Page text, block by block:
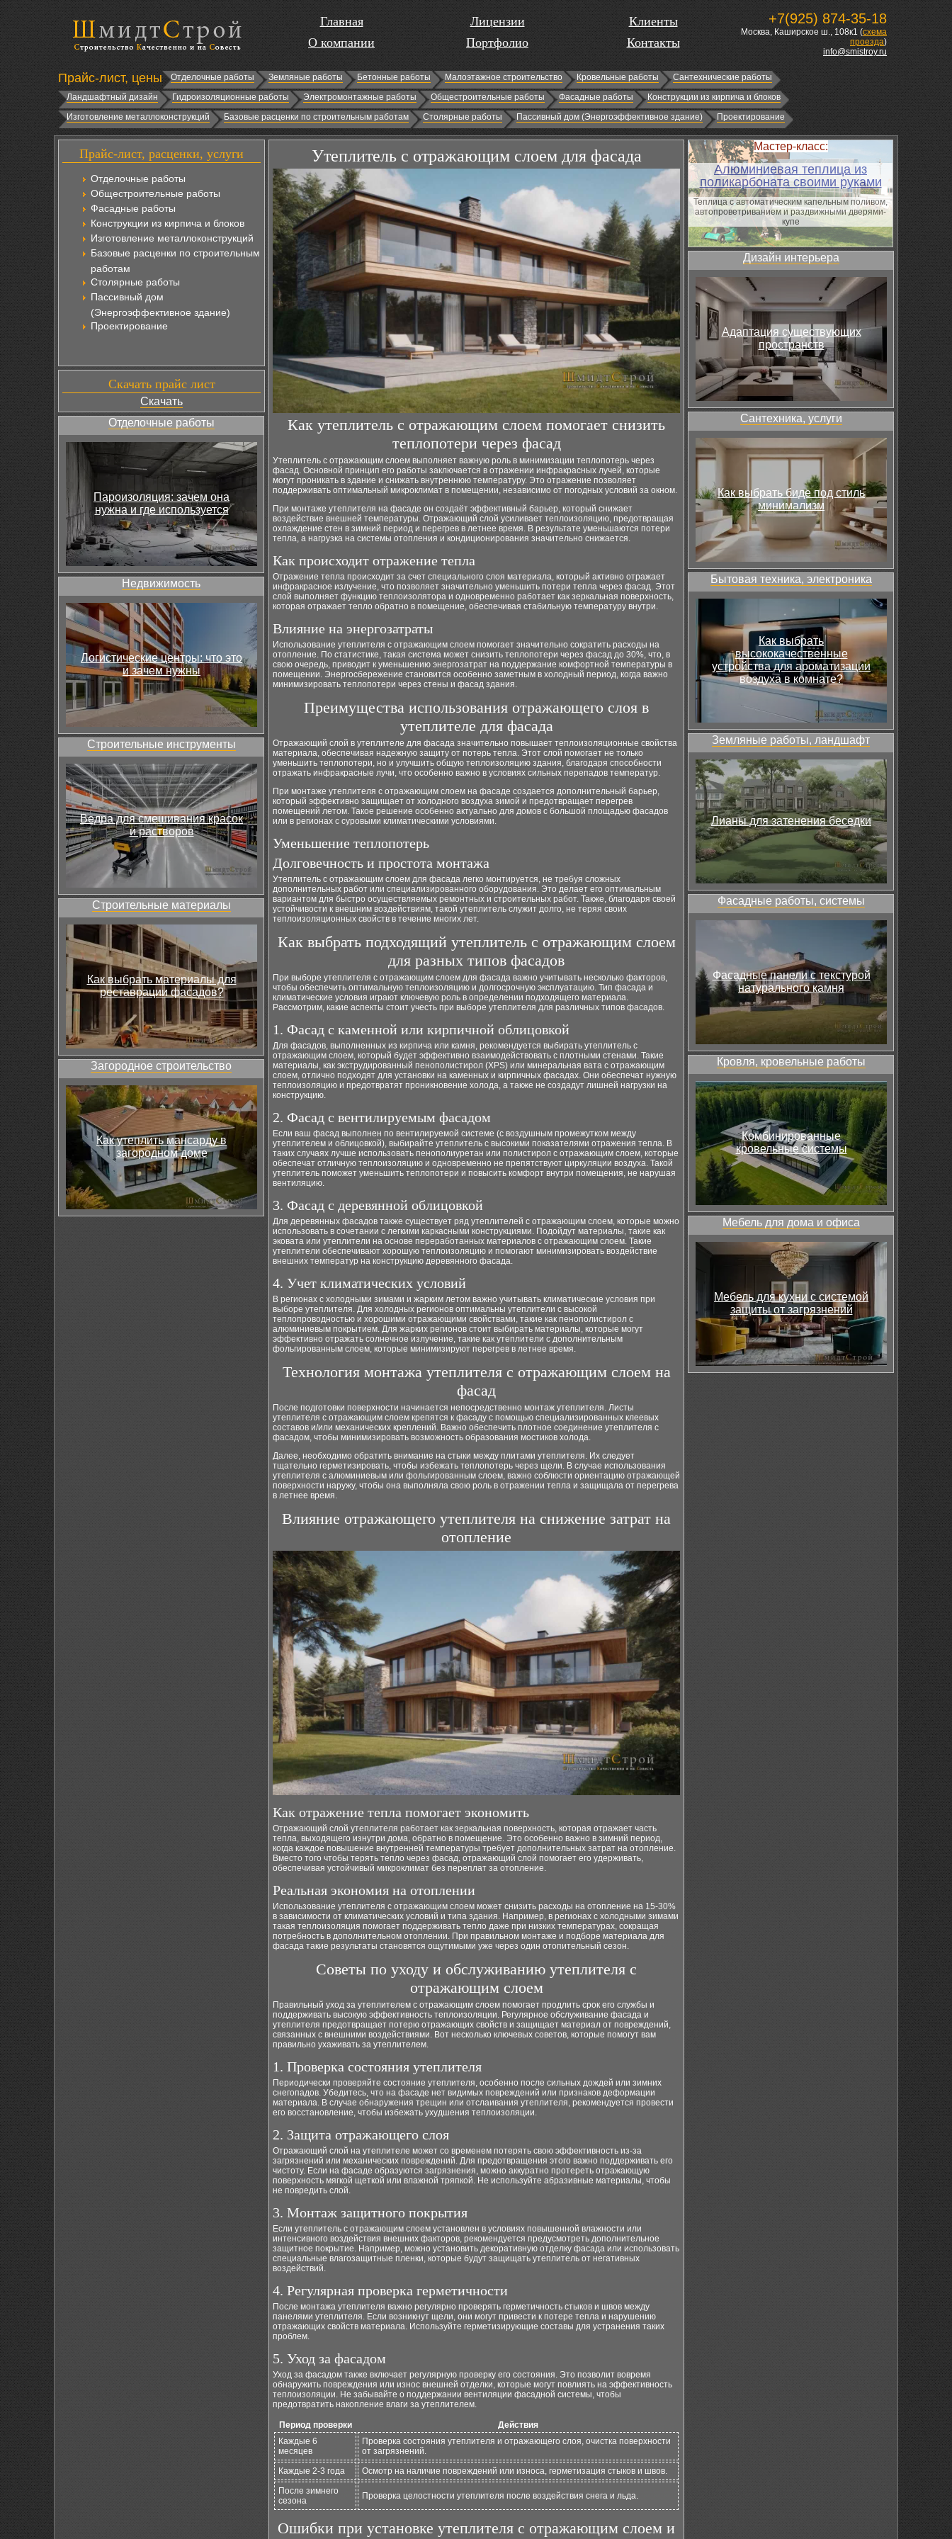
Главная
О компании
Лицензии
Портфолио
Клиенты
Контакты
+7(925) 874-35-18
Москва, Каширское ш., 108к1 (схема
проезда)
info@smistroy.ru
Прайс-лист, цены Отделочные работы Земляные работы Бетонные работы Малоэтажное строительство Кровельные работы
Сантехнические работы
Ландшафтный дизайн
Гидроизоляционные работы Электромонтажные работы Общестроительные работы Фасадные работы
Конструкции из кирпича и блоков
Изготовление металлоконструкций
Базовые расценки по строительным работам Столярные работы Пассивный дом (Энергоэффективное здание) Проектирование
Прайс-лист, расценки, услуги
Отделочные работы
Общестроительные работы
Фасадные работы
Конструкции из кирпича и блоков
Изготовление металлоконструкций
Базовые расценки по строительным
работам
Столярные работы
Пассивный дом
(Энергоэффективное здание)
Проектирование
Скачать прайс лист
Скачать
Отделочные работы
Пароизоляция: зачем она
нужна и где используется
Недвижимость
Логистические центры: что это
и зачем нужны
Строительные инструменты
Ведра для смешивания красок
и растворов
Строительные материалы
Как выбрать материалы для
реставрации фасадов?
Загородное строительство
Как утеплить мансарду в
загородном доме
Утеплитель с отражающим слоем для фасада
Как утеплитель с отражающим слоем помогает снизить
теплопотери через фасад
Утеплитель с отражающим слоем выполняет важную роль в минимизации теплопотерь через
фасад. Основной принцип его работы заключается в отражении инфракрасных лучей, которые
могут проникать в здание и снижать внутреннюю температуру. Это отражение позволяет
поддерживать оптимальный микроклимат в помещении, независимо от погодных условий за окном.
При монтаже утеплителя на фасаде он создаёт эффективный барьер, который снижает
воздействие внешней температуры. Отражающий слой усиливает теплоизоляцию, предотвращая
охлаждение стен в зимний период и перегрев в летнее время. В результате уменьшаются потери
тепла, а нагрузка на системы отопления и кондиционирования значительно снижается.
Как происходит отражение тепла
Отражение тепла происходит за счет специального слоя материала, который активно отражает
инфракрасное излучение, что позволяет значительно уменьшить потери тепла через фасад. Этот
слой выполняет функцию теплоизолятора и одновременно работает как зеркальная поверхность,
которая отражает тепло обратно в помещение, обеспечивая стабильную температуру внутри.
Влияние на энергозатраты
Использование утеплителя с отражающим слоем помогает значительно сократить расходы на
отопление. По статистике, такая система может снизить теплопотери через фасад до 30%, что, в
свою очередь, приводит к уменьшению энергозатрат на поддержание комфортной температуры в
помещении. Энергосбережение становится особенно заметным в холодный период, когда важно
минимизировать теплопотери через стены и фасад здания.
Преимущества использования отражающего слоя в
утеплителе для фасада
Отражающий слой в утеплителе для фасада значительно повышает теплоизоляционные свойства
материала, обеспечивая надежную защиту от потерь тепла. Этот слой помогает не только
уменьшить теплопотери, но и улучшить общую теплоизоляцию здания, благодаря способности
отражать инфракрасные лучи, что особенно важно в условиях сильных перепадов температур.
При монтаже утеплителя с отражающим слоем на фасаде создается дополнительный барьер,
который эффективно защищает от холодного воздуха зимой и предотвращает перегрев
помещений летом. Такое решение особенно актуально для домов с большой площадью фасадов
или в регионах с суровыми климатическими условиями.
Уменьшение теплопотерь
Долговечность и простота монтажа
Утеплитель с отражающим слоем для фасада легко монтируется, не требуя сложных
дополнительных работ или специализированного оборудования. Это делает его оптимальным
вариантом для быстро осуществляемых ремонтных и строительных работ. Также, благодаря своей
устойчивости к внешним воздействиям, такой утеплитель служит долго, не теряя своих
теплоизоляционных свойств в течение многих лет.
Как выбрать подходящий утеплитель с отражающим слоем
для разных типов фасадов
При выборе утеплителя с отражающим слоем для фасада важно учитывать несколько факторов,
чтобы обеспечить оптимальную теплоизоляцию и долгосрочную эксплуатацию. Тип фасада и
климатические условия играют ключевую роль в определении подходящего материала.
Рассмотрим, какие аспекты стоит учесть при выборе утеплителя для различных типов фасадов.
1. Фасад с каменной или кирпичной облицовкой
Для фасадов, выполненных из кирпича или камня, рекомендуется выбирать утеплитель с
отражающим слоем, который будет эффективно взаимодействовать с плотными стенами. Такие
материалы, как экструдированный пенополистирол (XPS) или минеральная вата с отражающим
слоем, отлично подходят для установки на каменных и кирпичных фасадах. Они обеспечат нужную
теплоизоляцию и предотвратят проникновение холода, а также не создадут лишней нагрузки на
конструкцию.
2. Фасад с вентилируемым фасадом
Если ваш фасад выполнен по вентилируемой системе (с воздушным промежутком между
утеплителем и облицовкой), выбирайте утеплитель с высокими показателями отражения тепла. В
таких случаях лучше использовать пенополиуретан или полистирол с отражающим слоем, которые
обеспечат отличную теплоизоляцию и одновременно не препятствуют циркуляции воздуха. Такой
утеплитель поможет уменьшить теплопотери и повысить комфорт внутри помещения, не нарушая
вентиляцию.
3. Фасад с деревянной облицовкой
Для деревянных фасадов также существует ряд утеплителей с отражающим слоем, которые можно
использовать в сочетании с легкими каркасными конструкциями. Подойдут материалы, такие как
эковата или утеплители на основе переработанных материалов с отражающим слоем. Такие
утеплители обеспечивают хорошую теплоизоляцию и помогают минимизировать воздействие
внешних температур на конструкцию деревянного фасада.
4. Учет климатических условий
В регионах с холодными зимами и жарким летом важно учитывать климатические условия при
выборе утеплителя. Для холодных регионов оптимальны утеплители с высокой
теплопроводностью и хорошими отражающими свойствами, такие как пенополистирол с
алюминиевым покрытием. Для жарких регионов стоит выбирать материалы, которые могут
эффективно отражать солнечное излучение, такие как утеплители с дополнительным
фольгированным слоем, которые минимизируют перегрев в летнее время.
Технология монтажа утеплителя с отражающим слоем на
фасад
После подготовки поверхности начинается непосредственно монтаж утеплителя. Листы
утеплителя с отражающим слоем крепятся к фасаду с помощью специализированных клеевых
составов и/или механических креплений. Важно обеспечить плотное соединение утеплителя с
фасадом, чтобы минимизировать возможность образования мостиков холода.
Далее, необходимо обратить внимание на стыки между плитами утеплителя. Их следует
тщательно герметизировать, чтобы избежать теплопотерь через щели. В случае использования
утеплителя с алюминиевым или фольгированным слоем, важно соблюсти ориентацию отражающей
поверхности наружу, чтобы она выполняла свою роль в отражении тепла и защищала от перегрева
в летнее время.
Влияние отражающего утеплителя на снижение затрат на
отопление
Как отражение тепла помогает экономить
Отражающий слой утеплителя работает как зеркальная поверхность, которая отражает часть
тепла, выходящего изнутри дома, обратно в помещение. Это особенно важно в зимний период,
когда каждое повышение внутренней температуры требует дополнительных затрат на отопление.
Вместо того чтобы терять тепло через фасад, отражающий слой помогает его удерживать,
обеспечивая устойчивый микроклимат без переплат за отопление.
Реальная экономия на отоплении
Использование утеплителя с отражающим слоем может снизить расходы на отопление на 15-30%
в зависимости от климатических условий и типа здания. Например, в регионах с холодными зимами
такая теплоизоляция помогает поддерживать тепло даже при низких температурах, сокращая
потребность в дополнительном отоплении. При правильном монтаже и подборе материала для
фасада такие результаты становятся ощутимыми уже через один отопительный сезон.
Советы по уходу и обслуживанию утеплителя с
отражающим слоем
Правильный уход за утеплителем с отражающим слоем помогает продлить срок его службы и
поддерживать высокую эффективность теплоизоляции. Регулярное обслуживание фасада и
утеплителя предотвращает потерю отражающих свойств и защищает материал от повреждений,
связанных с внешними воздействиями. Вот несколько ключевых советов, которые помогут вам
правильно ухаживать за утеплителем.
1. Проверка состояния утеплителя
Периодически проверяйте состояние утеплителя, особенно после сильных дождей или зимних
снегопадов. Убедитесь, что на фасаде нет видимых повреждений или признаков деформации
материала. В случае обнаружения трещин или отслаивания утеплителя, рекомендуется провести
его восстановление, чтобы избежать ухудшения теплоизоляции.
2. Защита отражающего слоя
Отражающий слой на утеплителе может со временем потерять свою эффективность из-за
загрязнений или механических повреждений. Для предотвращения этого важно поддерживать его
чистоту. Если на фасаде образуются загрязнения, можно аккуратно протереть отражающую
поверхность мягкой щеткой или влажной тряпкой. Не используйте абразивные материалы, чтобы
не повредить слой.
3. Монтаж защитного покрытия
Если утеплитель с отражающим слоем установлен в условиях повышенной влажности или
интенсивного воздействия внешних факторов, рекомендуется предусмотреть дополнительное
защитное покрытие. Например, можно установить декоративную отделку фасада или использовать
специальные влагозащитные пленки, которые будут защищать утеплитель от негативных
воздействий.
4. Регулярная проверка герметичности
После монтажа утеплителя важно регулярно проверять герметичность стыков и швов между
панелями утеплителя. Если возникнут щели, они могут привести к потере тепла и нарушению
отражающих свойств материала. Используйте герметизирующие составы для устранения таких
проблем.
5. Уход за фасадом
Уход за фасадом также включает регулярную проверку его состояния. Это позволит вовремя
обнаружить повреждения или износ внешней отделки, которые могут повлиять на эффективность
теплоизоляции. Не забывайте о поддержании вентиляции фасадной системы, чтобы
предотвратить накопление влаги за утеплителем.
Период проверки
Действия
Каждые 6
месяцев
Проверка состояния утеплителя и отражающего слоя, очистка поверхности
от загрязнений.
Каждые 2-3 года
Осмотр на наличие повреждений или износа, герметизация стыков и швов.
После зимнего
сезона
Проверка целостности утеплителя после воздействия снега и льда.
Ошибки при установке утеплителя с отражающим слоем и
Мастер-класс:
Алюминиевая теплица из
поликарбоната своими руками
Теплица с автоматическим капельным поливом,
автопроветриванием и раздвижными дверями-
купе
Дизайн интерьера
Адаптация существующих
пространств
Сантехника, услуги
Как выбрать биде под стиль
минимализм
Бытовая техника, электроника
Как выбрать
высококачественные
устройства для ароматизации
воздуха в комнате?
Земляные работы, ландшафт
Лианы для затенения беседки
Фасадные работы, системы
Фасадные панели с текстурой
натурального камня
Кровля, кровельные работы
Комбинированные
кровельные системы
Мебель для дома и офиса
Мебель для кухни с системой
защиты от загрязнений